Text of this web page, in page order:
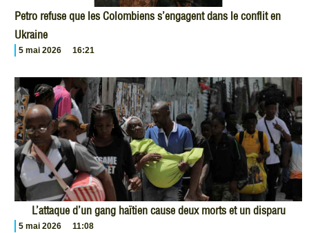
Petro refuse que les Colombiens s’engagent dans le conflit en
Ukraine
5 mai 2026 16:21
L’attaque d’un gang haïtien cause deux morts et un disparu
5 mai 2026 11:08